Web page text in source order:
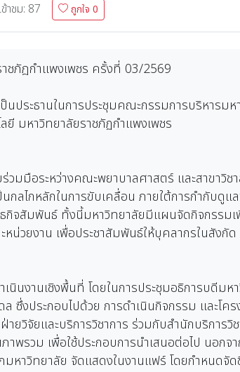
าชม: 87 ถูกใจ 0
ภัฎกำแพงเพชร ครั้งที่ 03/2569
ระธานในการประชุมคณะกรรมการบริหารมห
มหาวิทยาลัยราชภัฏกำแพงเพชร
วมมือระหว่างคณะพยาบาลศาสตร์ และสาขาวิ
กลไกหลักในการขับเคลื่อน ภายใต้การกำกับดู
กิจสัมพันธ์ ทั้งนี้มหาวิทยาลัยมีแผนจัดกิจกรรม
หน่วยงาน เพื่อประชาสัมพันธ์ให้บุคลากรในสัง
นงานเชิงพื้นที่ โดยในการประชุมอธิการบดีมห
ซึ่งประกอบไปด้วย การดำเนินกิจกรรม และโ
วิจัยและบริการวิชาการ ร่วมกับสำนักบริการวิ
าพรวม เพื่อใช้ประกอบการนำเสนอต่อไป นอก
าวิทยาลัย จัดแสดงในงานแฟร์ โดยกำหนดจัด